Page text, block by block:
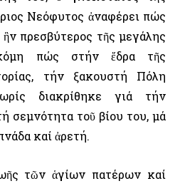
Νεόφυτος ἀναφέρει πώς
ἣν πρεσβύτερος τῆς μεγάλης
πώς στήν ἕδρα τῆς
τήν ξακουστή Πόλη
διακρίθηκε γιά τήν
σεμνότητα τοῦ βίου του, μά
καί ἀρετή.
τῶν ἁγίων πατέρων καί